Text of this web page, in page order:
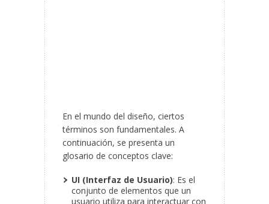
En el mundo del diseño, ciertos
términos son fundamentales. A
continuación, se presenta un
glosario de conceptos clave:
UI (Interfaz de Usuario): Es el
conjunto de elementos que un
usuario utiliza para interactuar con